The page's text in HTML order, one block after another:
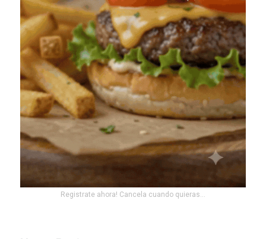
Registrate ahora! Cancela cuando quieras...